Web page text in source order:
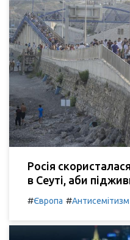
Росія
в Сеуті, аби
#Європа #Антисемітизм